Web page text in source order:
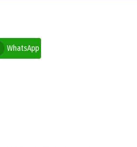
WhatsApp